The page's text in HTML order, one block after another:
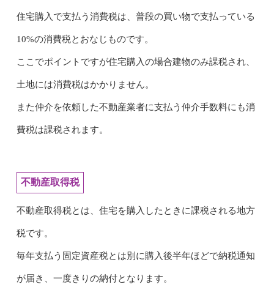
住宅購入で支払う消費税は、普段の買い物で支払っている
10%の消費税とおなじものです。
ここでポイントですが住宅購入の場合建物のみ課税され、
土地には消費税はかかりません。
また仲介を依頼した不動産業者に支払う仲介手数料にも消
費税は課税されます。
不動産取得税
不動産取得税とは、住宅を購入したときに課税される地方
税です。
毎年支払う固定資産税とは別に購入後半年ほどで納税通知
が届き、一度きりの納付となります。